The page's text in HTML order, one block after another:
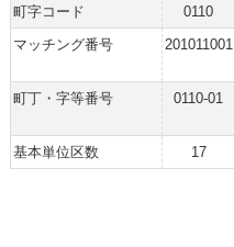
町字コード 0110
マッチング番号
201011001
町丁・字等番号 0110-01
基本単位区数 17